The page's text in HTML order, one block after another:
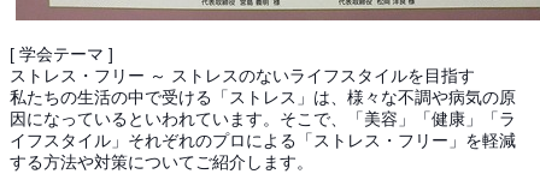
[ 学会テーマ ]
ストレス・フリー ～ ストレスのないライフスタイルを目指す
私たちの生活の中で受ける「ストレス」は、様々な不調や病気の原
因になっているといわれています。そこで、「美容」「健康」「ラ
イフスタイル」それぞれのプロによる「ストレス・フリー」を軽減
する方法や対策についてご紹介します。